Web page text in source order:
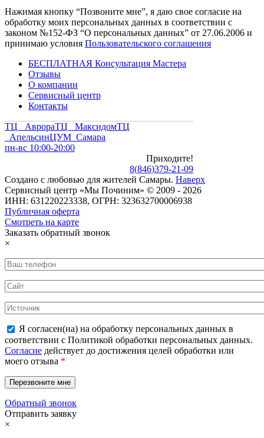
Нажимая кнопку “Позвоните мне”, я даю свое согласие на
обработку моих персональных данных в соответствии с
законом №152-ФЗ “О персональных данных” от 27.06.2006 и
принимаю условия Пользовательского соглашения
БЕСПЛАТНАЯ Консультация Мастера
Отзывы
О компании
Сервисный центр
Контакты
ТЦ АврораТЦ МаксидомТЦ
АпельсинЦУМ Самара
пн-вс 10:00-20:00
Приходите!
8(846)379-21-09
Создано с любовью для жителей Самары. Наверх
Сервисный центр «Мы Починим» © 2009 - 2026
ИНН: 631220223338, ОГРН: 323632700006938
Публичная оферта
Смотреть на карте
Заказать обратный звонок
×
Я согласен(на) на обработку персональных данных в
соответствии с Политикой обработки персональных данных.
Согласие действует до достижения целей обработки или
моего отзыва *
Обратный звонок
Отправить заявку
×